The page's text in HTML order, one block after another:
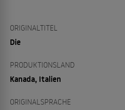
ORIGINALTITEL
Die
PRODUKTIONSLAND
Kanada, Italien
ORIGINALSPRACHE